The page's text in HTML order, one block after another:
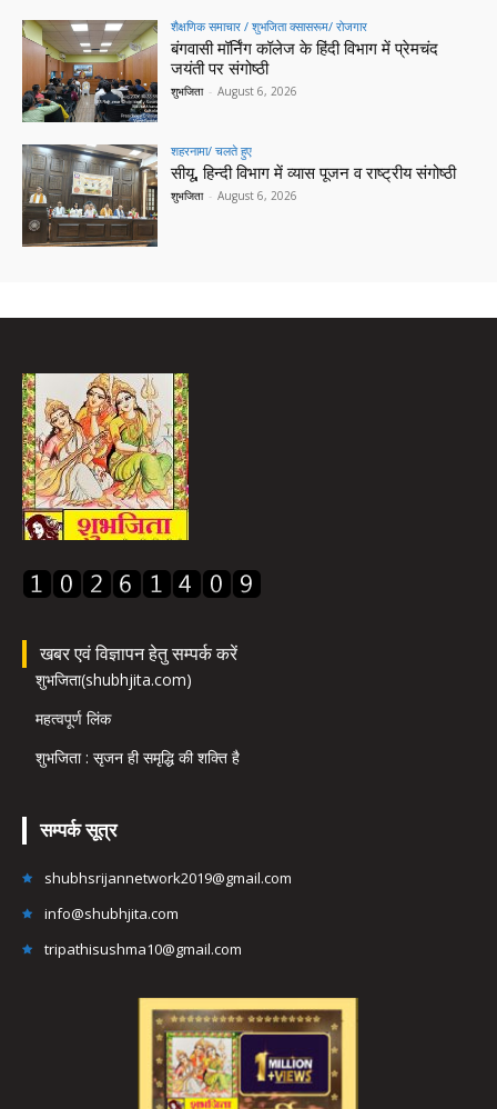
शैक्षणिक समाचार / शुभजिता क्सासरूम/ रोजगार
बंगवासी मॉर्निंग कॉलेज के हिंदी विभाग में प्रेमचंद
जयंती पर संगोष्ठी
शुभजिता - August 6, 2026
शहरनामा/ चलते हुए
सीयू, हिन्दी विभाग में व्यास पूजन व राष्ट्रीय संगोष्ठी
शुभजिता - August 6, 2026
खबर एवं विज्ञापन हेतु सम्पर्क करें
शुभजिता(shubhjita.com)
महत्वपूर्ण लिंक
शुभजिता : सृजन ही समृद्धि की शक्ति है
सम्पर्क सूत्र
shubhsrijannetwork2019@gmail.com
info@shubhjita.com
tripathisushma10@gmail.com